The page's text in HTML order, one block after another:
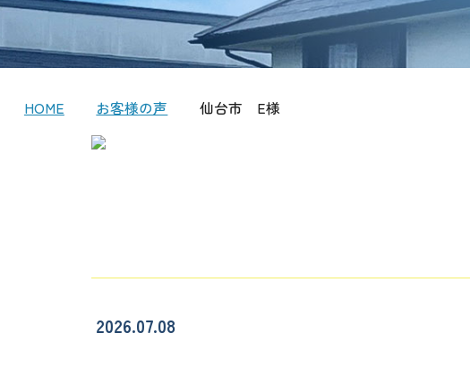
HOME お客様の声 仙台市 E様
2026.07.08